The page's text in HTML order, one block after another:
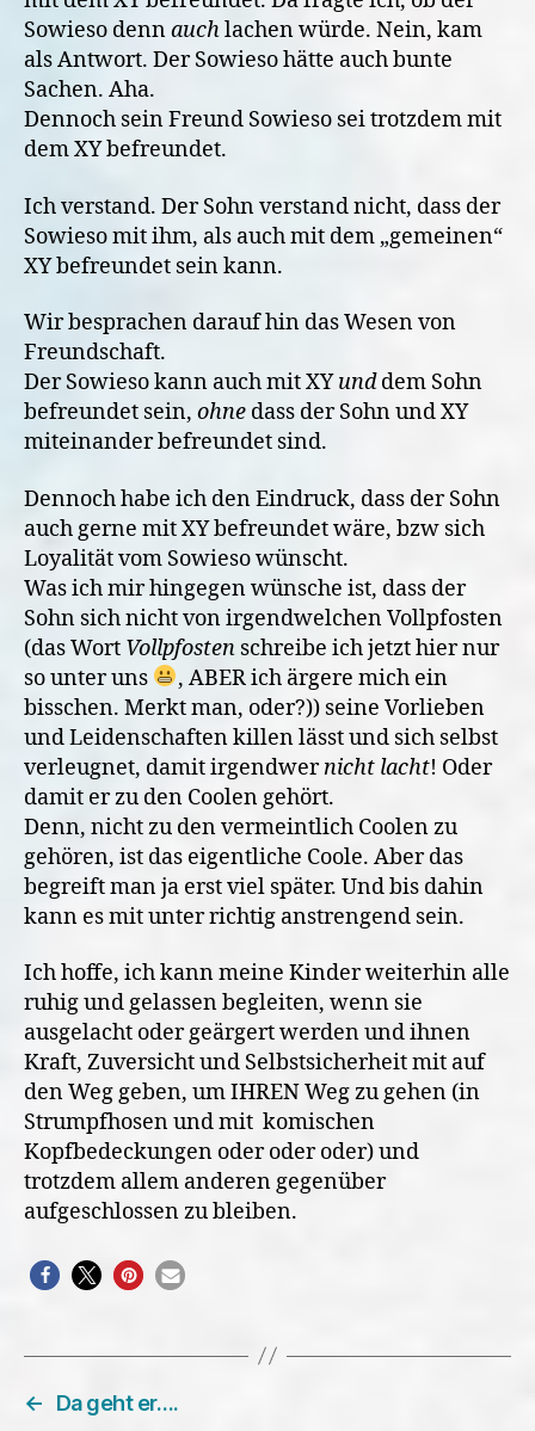
Sowieso dennauchlachen würde. Nein, kam
als Antwort. Der Sowieso hätte auch bunte
Sachen. Aha.
Dennoch sein Freund Sowieso sei trotzdem mit
dem XY befreundet.
Ich verstand. Der Sohn verstand nicht, dass der
Sowieso mit ihm, als auch mit dem „gemeinen“
XY befreundet sein kann.
Wir besprachen darauf hin das Wesen von
Freundschaft.
Der Sowieso kann auch mit XYunddem Sohn
befreundet sein, ohne dass der Sohn und XY
miteinander befreundet sind.
Dennoch habe ich den Eindruck, dass der Sohn
auch gerne mit XY befreundet wäre, bzw sich
Loyalität vom Sowieso wünscht.
Was ich mir hingegen wünsche ist, dass der
Sohn sich nicht von irgendwelchen Vollpfosten
(das Wort Vollpfosten schreibe ich jetzt hier nur
so unter uns
, ABER ich ärgere mich ein
bisschen. Merkt man, oder?)) seine Vorlieben
und Leidenschaften killen lässt und sich selbst
verleugnet, damit irgendwernicht lacht! Oder
damit er zu den Coolen gehört.
Denn, nicht zu den vermeintlich Coolen zu
gehören, ist das eigentliche Coole. Aber das
begreift man ja erst viel später. Und bis dahin
kann es mit unter richtig anstrengend sein.
Ich hoffe, ich kann meine Kinder weiterhin alle
ruhig und gelassen begleiten, wenn sie
ausgelacht oder geärgert werden und ihnen
Kraft, Zuversicht und Selbstsicherheit mit auf
den Weg geben, um IHREN Weg zu gehen (in
Strumpfhosen und mit komischen
Kopfbedeckungen oder oder oder) und
trotzdem allem anderen gegenüber
aufgeschlossen zu bleiben.
←
Da geht er….